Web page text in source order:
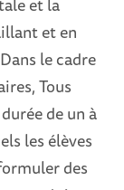
et en
le cadre
Tous
de un à
les élèves
des